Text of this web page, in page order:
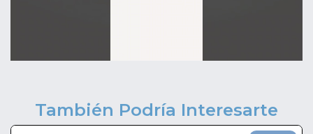
También Podría Interesarte